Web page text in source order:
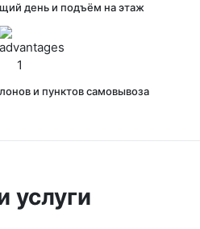
день и подъём на этаж
и пунктов самовывоза
услуги